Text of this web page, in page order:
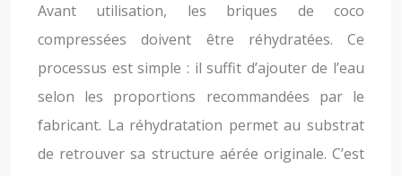
Avant utilisation, les briques de coco
compressées doivent être réhydratées. Ce
processus est simple : il suffit d’ajouter de l’eau
selon les proportions recommandées par le
fabricant. La réhydratation permet au substrat
de retrouver sa structure aérée originale. C’est